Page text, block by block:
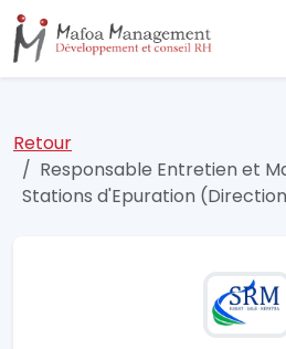
Retour
Responsable Entretien et
Stations d'Epuration